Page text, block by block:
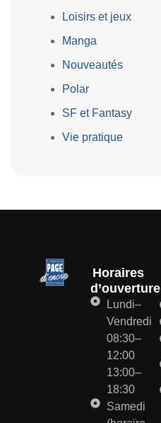
Loisirs et jeux
Manga
Nouveautés
Polar
SF et Fantasy
Vie pratique
Horaires
d’ouverture
Lundi–
Vendredi
08:30–
12:00
13:00–
18:30
Samedi